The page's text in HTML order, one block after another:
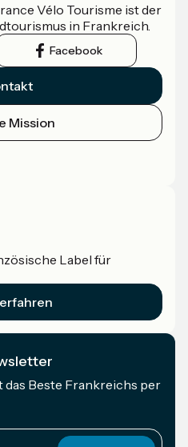
Vélo Tourisme ist der
in Frankreich.
Facebook
Mission
Label für
das Beste Frankreichs per